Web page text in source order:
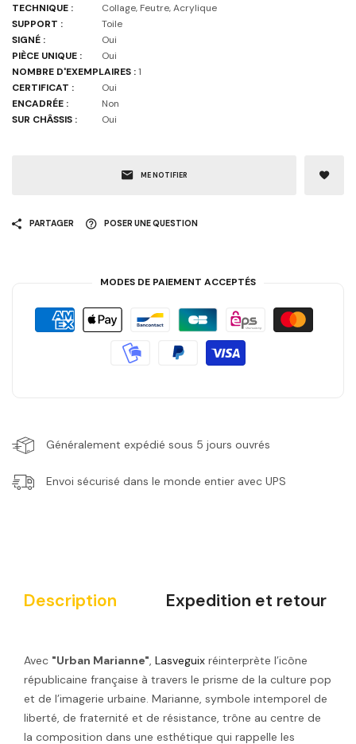
TECHNIQUE :
Collage, Feutre, Acrylique
SUPPORT :
Toile
SIGNÉ :
Oui
PIÈCE UNIQUE :
Oui
NOMBRE D'EXEMPLAIRES :1
CERTIFICAT :
Oui
ENCADRÉE :
Non
SUR CHÂSSIS :
Oui
ME NOTIFIER
PARTAGER POSER UNE QUESTION
MODES DE PAIEMENT ACCEPTÉS
Généralement expédié sous 5 jours ouvrés
Envoi sécurisé dans le monde entier avec UPS
Description Expedition et retour
Avec "Urban Marianne", Lasveguix réinterprète l’icône
républicaine française à travers le prisme de la culture pop
et de l’imagerie urbaine. Marianne, symbole intemporel de
liberté, de fraternité et de résistance, trône au centre de
la composition dans une esthétique qui rappelle les